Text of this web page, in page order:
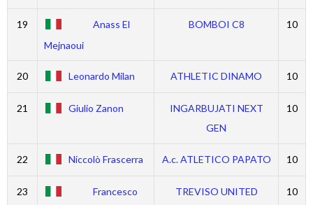
19
Anass El
Mejnaoui
BOMBOI C8 10
20 Leonardo Milan ATHLETIC DINAMO 10
21 Giulio Zanon
INGARBUJATI NEXT
GEN
10
22 Niccolò Frascerra A.c. ATLETICO PAPATO 10
23
Francesco
TREVISO UNITED 10